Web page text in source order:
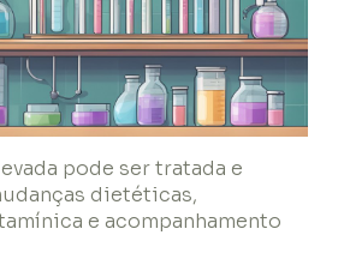
pode ser tratada e
dietéticas,
e acompanhamento